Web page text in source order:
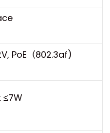
PoE （802.3af)
≤7W